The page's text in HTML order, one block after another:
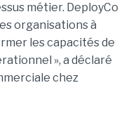
métier. DeployCo
organisations à
les capacités de
», a déclaré
chez